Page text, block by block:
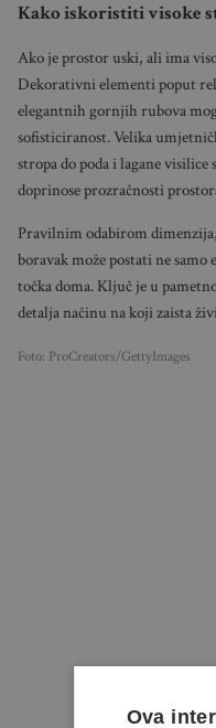
Kako iskoristiti visoke
Ako je prostor uski, ali ima
Dekorativni elementi poput
elegantnih gornjih rubova
sofisticiranost. Velika
stropa do poda i lagane
doprinose prozračnosti
Pravilnim odabirom
boravak može postati ne
točka doma. Ključ je u
detalja načinu na koji zaista
Foto: ProCreators/GettyImages
Ova